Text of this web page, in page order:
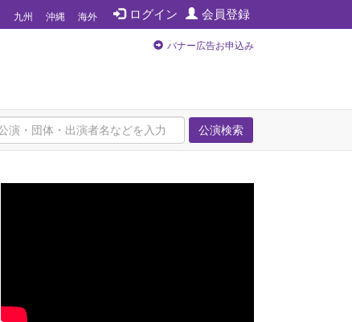
ログイン 会員登録
九州 沖縄 海外
バナー広告お申込み
公演検索